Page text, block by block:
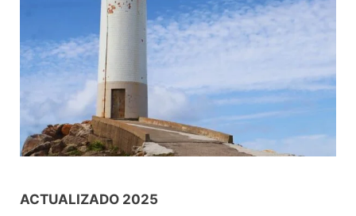
ACTUALIZADO 2025